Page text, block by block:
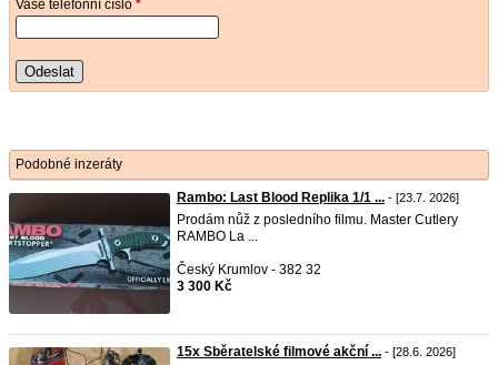
Vaše telefonní číslo *
Odeslat
Podobné inzeráty
Rambo: Last Blood Replika 1/1 ... - [23.7. 2026]
Prodám nůž z posledního filmu. Master Cutlery
RAMBO La ...
Český Krumlov - 382 32
3 300 Kč
15x Sběratelské filmové akční ... - [28.6. 2026]